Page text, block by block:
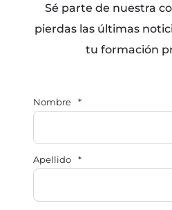
Sé parte de nuestra
pierdas las últimas
tu formación
Nombre *
Apellido *